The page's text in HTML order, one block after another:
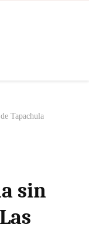
Tapachula
sin